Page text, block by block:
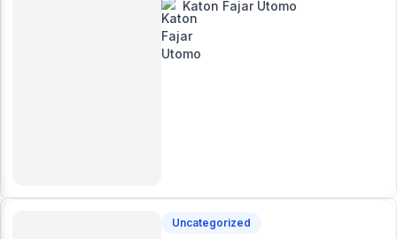
Katon Fajar Utomo
Uncategorized